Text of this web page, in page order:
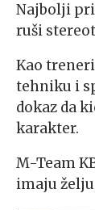
Najbolji
ruši
Kao
tehniku i
dokaz da
karakter.
M-Team
imaju